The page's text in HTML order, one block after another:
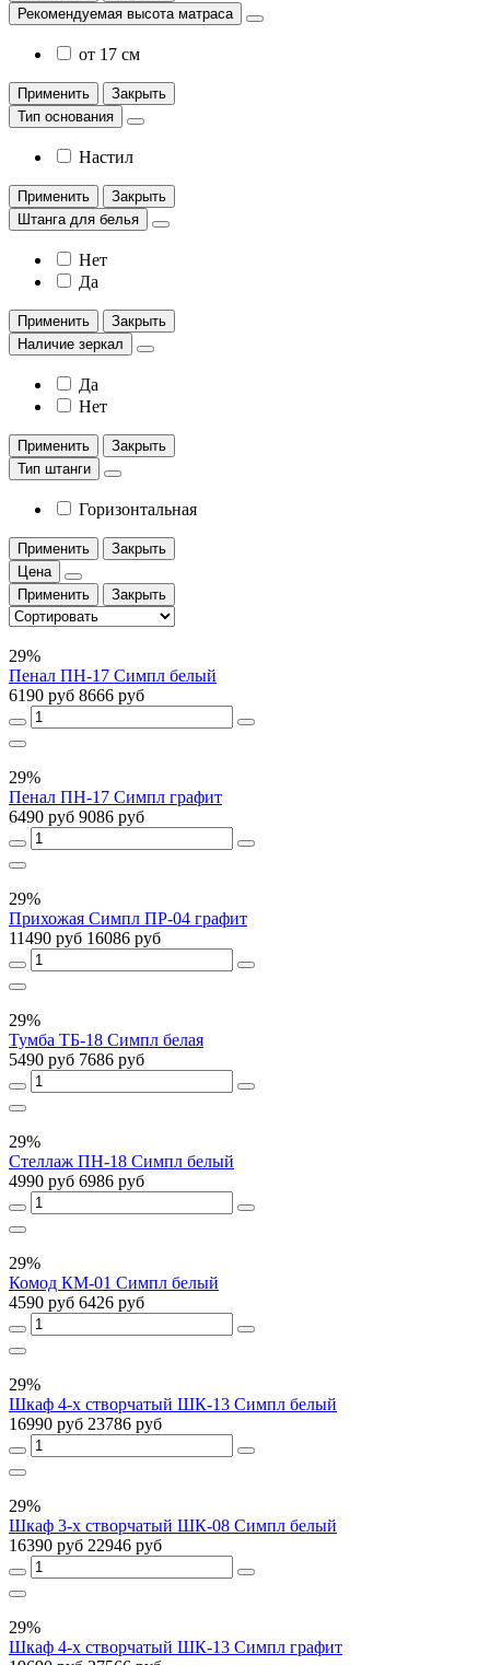
Рекомендуемая высота матраса
от 17 см
Применить
Закрыть
Тип основания
Настил
Применить
Закрыть
Штанга для белья
Нет
Да
Применить
Закрыть
Наличие зеркал
Да
Нет
Применить
Закрыть
Тип штанги
Горизонтальная
Применить
Закрыть
Цена
Применить
Закрыть
29%
Пенал ПН-17 Симпл белый
6190 руб 8666 руб
29%
Пенал ПН-17 Симпл графит
6490 руб 9086 руб
29%
Прихожая Симпл ПР-04 графит
11490 руб 16086 руб
29%
Тумба ТБ-18 Симпл белая
5490 руб 7686 руб
29%
Стеллаж ПН-18 Симпл белый
4990 руб 6986 руб
29%
Комод КМ-01 Симпл белый
4590 руб 6426 руб
29%
Шкаф 4-х створчатый ШК-13 Симпл белый
16990 руб 23786 руб
29%
Шкаф 3-х створчатый ШК-08 Симпл белый
16390 руб 22946 руб
29%
Шкаф 4-х створчатый ШК-13 Симпл графит